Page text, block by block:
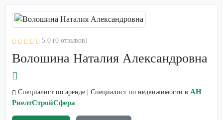
5.0 (0 отзывов)
Волошина Наталия Александровна
Специалист по аренде | Специалист по недвижимости в АН
РиелтСтройСфера